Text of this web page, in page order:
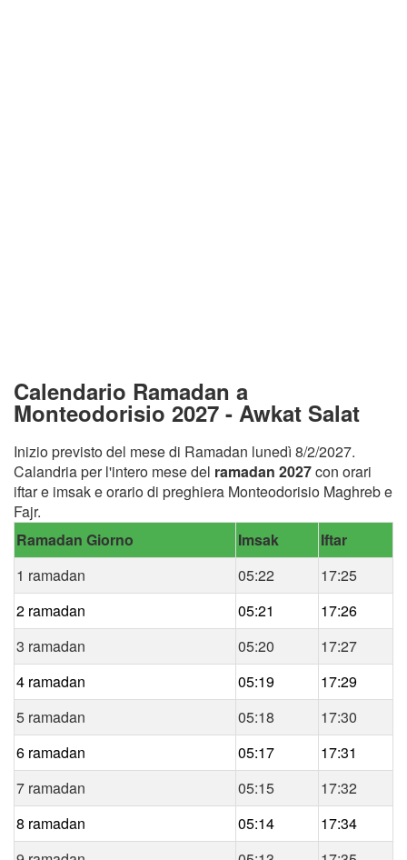
Calendario Ramadan a
Monteodorisio 2027 - Awkat Salat
Inizio previsto del mese di Ramadan lunedì 8/2/2027.
Calandria per l'intero mese del ramadan 2027con orari
iftar e imsak e orario di preghiera Monteodorisio Maghreb e
Fajr.
Ramadan Giorno
Imsak
Iftar
1 ramadan
05:22
17:25
2 ramadan
05:21
17:26
3 ramadan
05:20
17:27
4 ramadan
05:19
17:29
5 ramadan
05:18
17:30
6 ramadan
05:17
17:31
7 ramadan
05:15
17:32
8 ramadan
05:14
17:34